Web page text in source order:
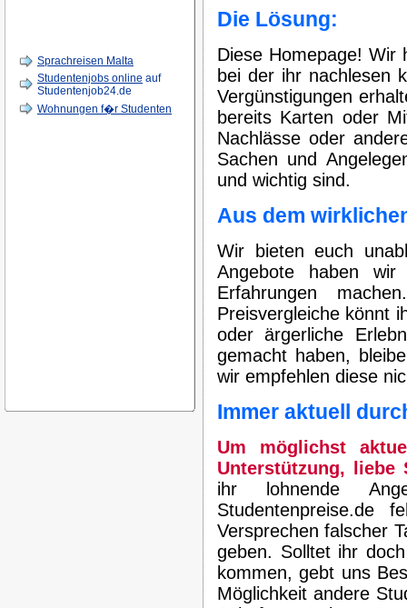
Sprachreisen Malta
Studentenjobs online auf
Studentenjob24.de
Wohnungen f�r Studenten
Die Lösung:
Diese Homepage! Wir
bei der ihr nachlesen
Vergünstigungen
bereits Karten oder
Nachlässe oder
Sachen und
und wichtig sind.
Aus dem
Wir bieten euch
Angebote haben
Erfahrungen
Preisvergleiche könnt
oder ärgerliche
gemacht haben,
wir empfehlen diese
Immer aktuell
Um möglichst
Unterstützung,
ihr lohnende
Studentenpreise.de
Versprechen falscher
geben. Solltet ihr
kommen, gebt uns
Möglichkeit andere